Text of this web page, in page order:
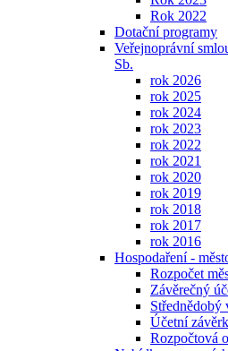
Rok 2022
Dotační programy
Veřejnoprávní
Sb.
rok 2026
rok 2025
rok 2024
rok 2023
rok 2022
rok 2021
rok 2020
rok 2019
rok 2018
rok 2017
rok 2016
Hospodaření -
Rozpočet
Závěrečný
Střednědobý
Účetní
Rozpočtová